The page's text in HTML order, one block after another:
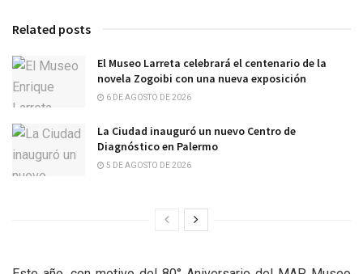
Related posts
El Museo Larreta celebrará el centenario de la
novela Zogoibi con una nueva exposición
6 DE AGOSTO DE 2026
La Ciudad inauguró un nuevo Centro de
Diagnóstico en Palermo
5 DE AGOSTO DE 2026